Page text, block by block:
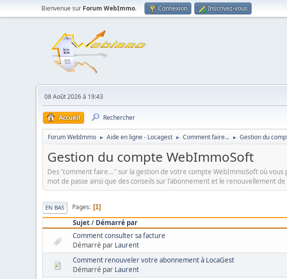
Bienvenue sur Forum WebImmo. Connexion Inscrivez-vous
08 Août 2026 à 19:43
Accueil Rechercher
Forum WebImmo ► Aide en ligne - Locagest ► Comment faire... ► Gestion du
Gestion du compte WebImmoSoft
Des "comment faire..." sur la gestion de votre compte WebImmoSoft où
mot de passe ainsi que des conseils sur l'abonnement et le renouvellement de
EN BAS Pages 1
Sujet/ Démarré par
Comment consulter sa facture
Démarré par Laurent
Comment renouveler votre abonnement à LocaGest
Démarré par Laurent